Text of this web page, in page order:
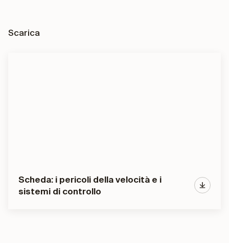
Scarica
Scheda: i pericoli della velocità e i
sistemi di controllo